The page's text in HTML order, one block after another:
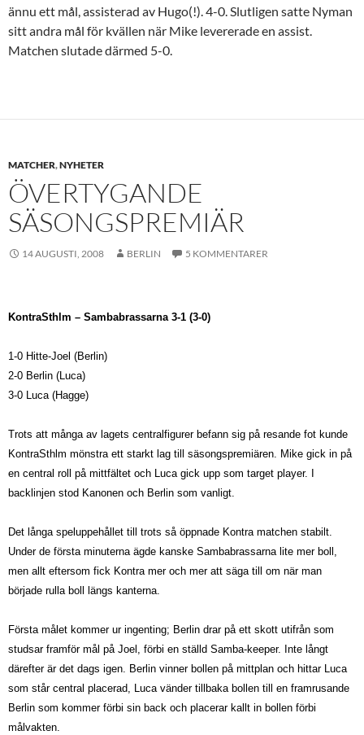
ännu ett mål, assisterad av Hugo(!). 4-0. Slutligen satte Nyman
sitt andra mål för kvällen när Mike levererade en assist.
Matchen slutade därmed 5-0.
MATCHER,NYHETER
ÖVERTYGANDE
SÄSONGSPREMIÄR
14 AUGUSTI, 2008 BERLIN 5 KOMMENTARER
KontraSthlm – Sambabrassarna 3-1 (3-0)
1-0 Hitte-Joel (Berlin)
2-0 Berlin (Luca)
3-0 Luca (Hagge)
Trots att många av lagets centralfigurer befann sig på resande fot kunde
KontraSthlm mönstra ett starkt lag till säsongspremiären. Mike gick in på
en central roll på mittfältet och Luca gick upp som target player. I
backlinjen stod Kanonen och Berlin som vanligt.
Det långa speluppehållet till trots så öppnade Kontra matchen stabilt.
Under de första minuterna ägde kanske Sambabrassarna lite mer boll,
men allt eftersom fick Kontra mer och mer att säga till om när man
började rulla boll längs kanterna.
Första målet kommer ur ingenting; Berlin drar på ett skott utifrån som
studsar framför mål på Joel, förbi en ställd Samba-keeper. Inte långt
därefter är det dags igen. Berlin vinner bollen på mittplan och hittar Luca
som står central placerad, Luca vänder tillbaka bollen till en framrusande
Berlin som kommer förbi sin back och placerar kallt in bollen förbi
målvakten.